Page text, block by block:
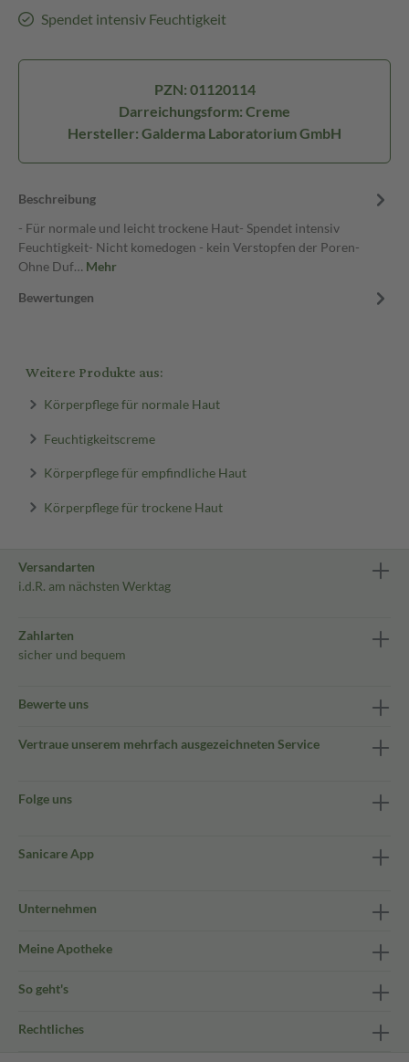
Spendet intensiv Feuchtigkeit
PZN: 01120114
Darreichungsform: Creme
Hersteller: Galderma Laboratorium GmbH
Beschreibung
- Für normale und leicht trockene Haut- Spendet intensiv
Feuchtigkeit- Nicht komedogen - kein Verstopfen der Poren-
Ohne Duf… Mehr
Bewertungen
Weitere Produkte aus:
Körperpflege für normale Haut
Feuchtigkeitscreme
Körperpflege für empfindliche Haut
Körperpflege für trockene Haut
Versandarten
i.d.R. am nächsten Werktag
Zahlarten
sicher und bequem
Bewerte uns
Vertraue unserem mehrfach ausgezeichneten Service
Folge uns
Sanicare App
Unternehmen
Meine Apotheke
So geht's
Rechtliches